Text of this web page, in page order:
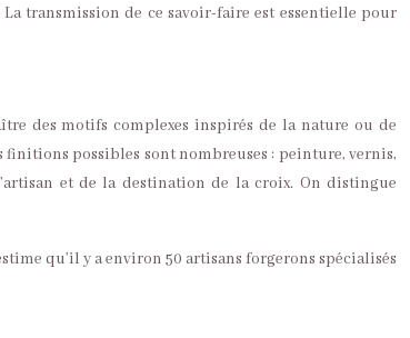
transmission de ce savoir-faire est essentielle pour
des motifs complexes inspirés de la nature ou de
finitions possibles sont nombreuses : peinture, vernis,
et de la destination de la croix. On distingue
qu’il y a environ 50 artisans forgerons spécialisés